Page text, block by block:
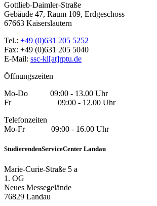
Gottlieb-Daimler-Straße
Gebäude 47, Raum 109, Erdgeschoss
67663 Kaiserslautern
Tel.: +49 (0)631 205 5252
Fax: +49 (0)631 205 5040
E-Mail: ssc-kl[at]rptu.de
Öffnungszeiten
Mo-Do 09:00 - 13.00 Uhr
Fr 09:00 - 12.00 Uhr
Telefonzeiten
Mo-Fr 09:00 - 16.00 Uhr
StudierendenServiceCenter Landau
Marie-Curie-Straße 5 a
1. OG
Neues Messegelände
76829 Landau